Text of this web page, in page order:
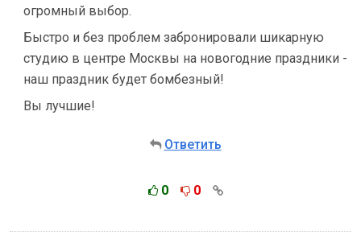
огромный выбор.
Быстро и без проблем забронировали шикарную
студию в центре Москвы на новогодние праздники -
наш праздник будет бомбезный!
Вы лучшие!
Ответить
0 0